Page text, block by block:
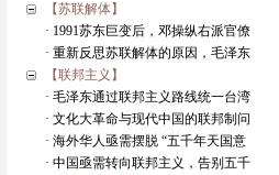
【苏联解体】
· 1991苏东巨变后，邓操纵右派官僚
· 重新反思苏联解体的原因，毛泽东
【联邦主义】
· 毛泽东通过联邦主义路线统一台湾
· 文化大革命与现代中国的联邦制问
· 海外华人亟需摆脱 “五千年天国意
· 中国亟需转向联邦主义，告别五千